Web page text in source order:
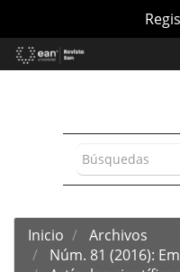
Contenido
principal
Inicio
Archivos
Núm. 81 (2016):